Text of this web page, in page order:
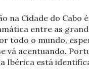
na Cidade do Cabo
entre as
todo o mundo,
vá acentuando.
Ibérica está